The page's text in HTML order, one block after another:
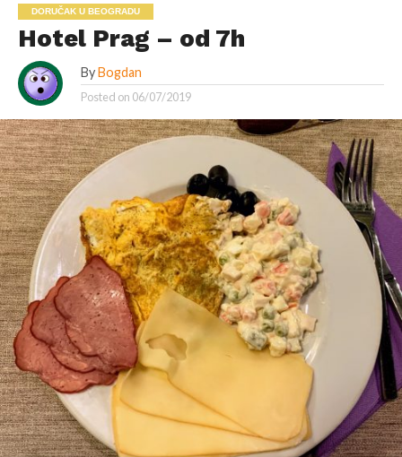
DORUČAK U BEOGRADU
Hotel Prag – od 7h
By Bogdan
Posted on 06/07/2019